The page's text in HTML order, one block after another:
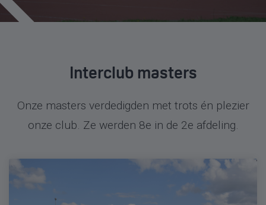
Interclub masters
Onze masters verdedigden met trots én plezier
onze club. Ze werden 8e in de 2e afdeling.